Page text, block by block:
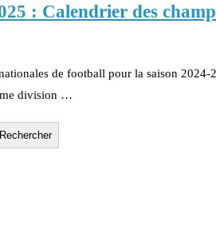
: Calendrier des
de football pour la saison
division …
Rechercher